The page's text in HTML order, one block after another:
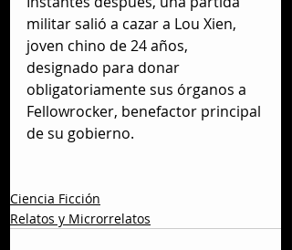
militar salió a cazar a Lou Xien,
joven chino de 24 años,
designado para donar
obligatoriamente sus órganos a
Fellowrocker, benefactor principal
de su gobierno.
Ciencia Ficción
Relatos y Microrrelatos